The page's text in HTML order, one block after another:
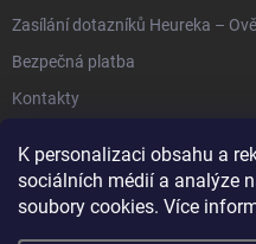
K personalizaci obsahu a
sociálních médií a analýze
soubory cookies. Více
Zasílání dotazníků Heureka –
Bezpečná platba
Kontakty